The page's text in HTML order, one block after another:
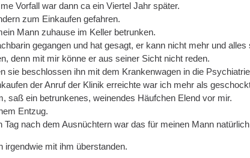
Vorfall war dann ca ein Viertel Jahr später.
zum Einkaufen gefahren.
Mann zuhause im Keller betrunken.
gegangen und hat gesagt, er kann nicht mehr und alles
denn mit mir könne er aus seiner Sicht nicht reden.
sie beschlossen ihn mit dem Krankenwagen in die
der Anruf der Klinik erreichte war ich mehr als
saß ein betrunkenes, weinendes Häufchen Elend vor mir.
Entzug.
Tag nach dem Ausnüchtern war das für meinen Mann
irgendwie mit ihm überstanden.